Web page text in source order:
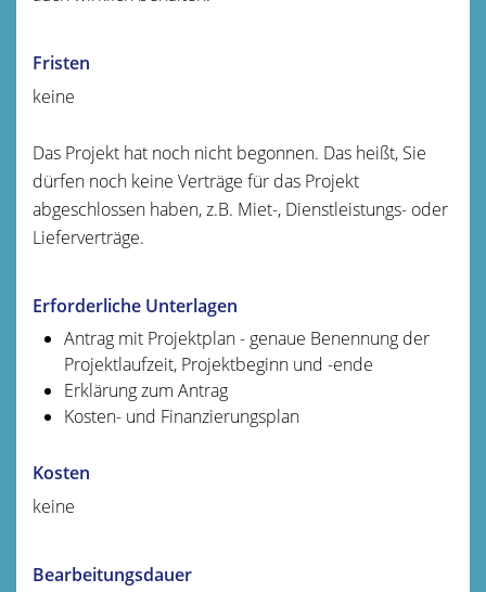
Fristen
keine
Das Projekt hat noch nicht begonnen. Das heißt, Sie
dürfen noch keine Verträge für das Projekt
abgeschlossen haben, z.B. Miet-, Dienstleistungs- oder
Lieferverträge.
Erforderliche Unterlagen
Antrag mit Projektplan - genaue Benennung der
Projektlaufzeit, Projektbeginn und -ende
Erklärung zum Antrag
Kosten- und Finanzierungsplan
Kosten
keine
Bearbeitungsdauer